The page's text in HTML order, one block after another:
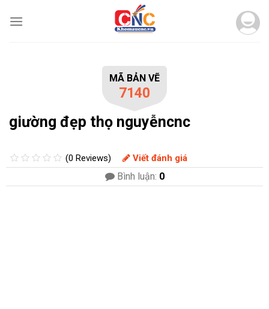
MÃ BẢN VẼ
7140
giường đẹp thọ nguyễncnc
(0 Reviews) Viết đánh giá
Bình luận: 0